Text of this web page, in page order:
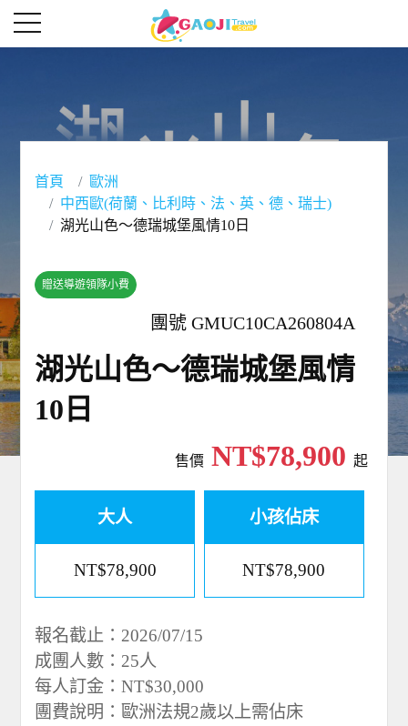
首頁
歐洲
中西歐(荷蘭、比利時、法、英、德、瑞士)
湖光山色～德瑞城堡風情10日
贈送導遊領隊小費
團號 GMUC10CA260804A
湖光山色～德瑞城堡風情
10日
售價NT$78,900 起
大人
NT$78,900
小孩佔床
NT$78,900
報名截止：2026/07/15
成團人數：25人
每人訂金：NT$30,000
團費說明：歐洲法規2歲以上需佔床